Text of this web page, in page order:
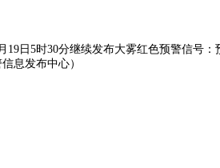
19日5时30分继续发布大雾红色预警信号
息发布中心）